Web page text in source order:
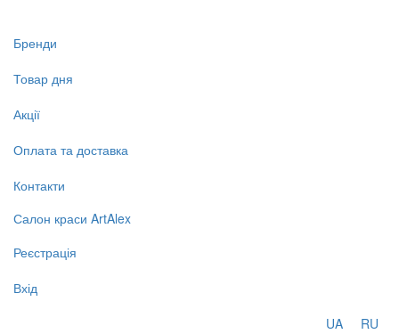
Бренди
Товар дня
Акції
Оплата та доставка
Контакти
Салон краси ArtAlex
Реєстрація
Вхід
UA RU